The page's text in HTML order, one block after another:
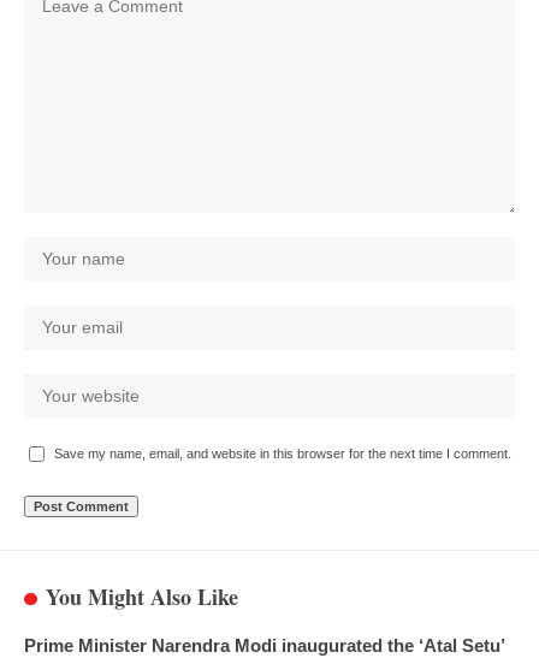
Save my name, email, and website in this browser for the next time I comment.
You Might Also Like
Prime Minister Narendra Modi inaugurated the ‘Atal Setu’